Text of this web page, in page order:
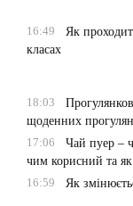
16:49
Як
класах
18:03
щоденних
17:06
Чай пуер –
чим корисний та
16:59
Як